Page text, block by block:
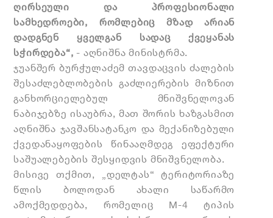
ღირსეული და პროფესიონალი
სამხედროები, რომლებიც მზად არიან
დადგნენ ყველგან სადაც ქვეყანას
სჭირდება“, - აღნიშნა მინისტრმა.
ჯუანშერ ბურჭულაძემ თავდაცვის ძალების
შესაძლებლობების გაძლიერების მიზნით
განხორციელებულ მნიშვნელოვან
ნაბიჯებზე ისაუბრა, მათ შორის ხაზგასმით
აღნიშნა ჯავშანსატანკო და მექანიზებული
ქვედანაყოფების წინააღმდეგ ეფექტური
საშუალებების შესყიდვის მნიშვნელობა.
მისივე თქმით, „დელტას“ ტერიტორიაზე
წლის ბოლოდან ახალი საწარმო
ამოქმედდება, რომელიც M-4 ტიპის